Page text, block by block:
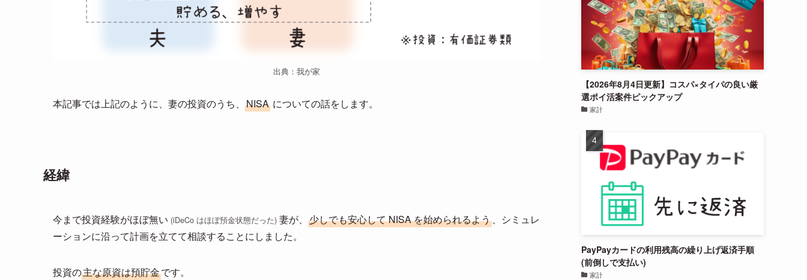
出典：我が家
本記事では上記のように、妻の投資のうち、 NISA についての話をします。
経緯
今まで投資経験がほぼ無い (iDeCo はほぼ預金状態だった) 妻が、 少しでも安心して NISA を始められるよう、シミュレ
ーションに沿って計画を立てて相談することにしました。
投資の主な原資は預貯金です。
【2026年8月4日更新】コスパ×タイパの良い厳
選ポイ活案件ピックアップ
家計
PayPayカードの利用残高の繰り上げ返済手順
(前倒しで支払い)
家計